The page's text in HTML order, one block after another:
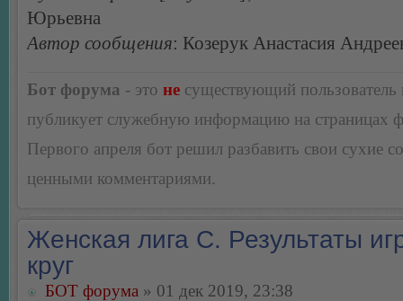
Юрьевна
Автор сообщения: Козерук Анастасия
Бот форума - это не существующий пользователь
публикует служебную информацию на страницах
Первого апреля бот решил разбавить свои сухие
ценными комментариями.
Женская лига С. Результаты
круг
БОТ форума » 01 дек 2019, 23:38